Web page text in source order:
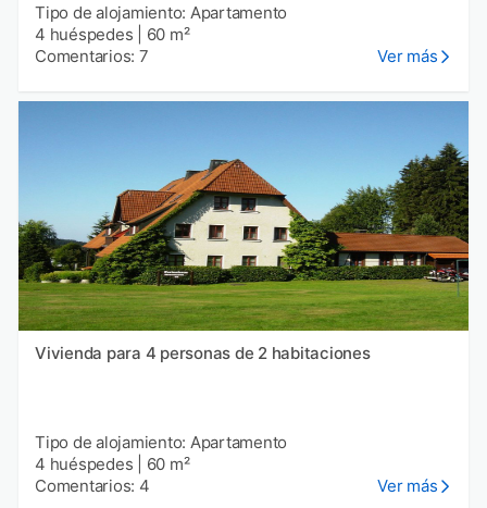
Tipo de alojamiento: Apartamento
4 huéspedes
60 m²
Comentarios: 7
Ver más
Vivienda para 4 personas de 2 habitaciones
Tipo de alojamiento: Apartamento
4 huéspedes
60 m²
Comentarios: 4
Ver más